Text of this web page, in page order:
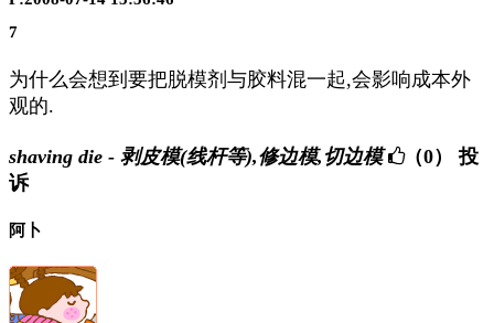
7
为什么会想到要把脱模剂与胶料混一起,会影响成本外
观的.
shaving die - 剥皮模(线杆等),修边模,切边模 （0）
投
诉
阿卜